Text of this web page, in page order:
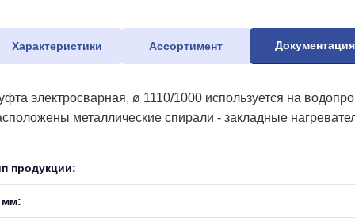
Характеристики Ассортимент Документация
электросварная, ø 1110/1000 используется на
металлические спирали - закладные
продукции:
мм: